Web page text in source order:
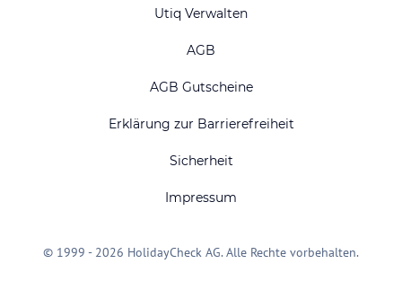
Utiq Verwalten
AGB
AGB Gutscheine
Erklärung zur Barrierefreiheit
Sicherheit
Impressum
© 1999 - 2026 HolidayCheck AG. Alle Rechte vorbehalten.